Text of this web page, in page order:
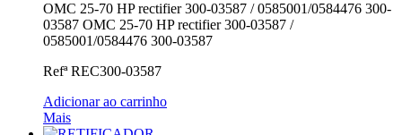
OMC 25-70 HP rectifier 300-03587 / 0585001/0584476 300-
03587 OMC 25-70 HP rectifier 300-03587 /
0585001/0584476 300-03587
RefªREC300-03587
Adicionar ao carrinho
Mais